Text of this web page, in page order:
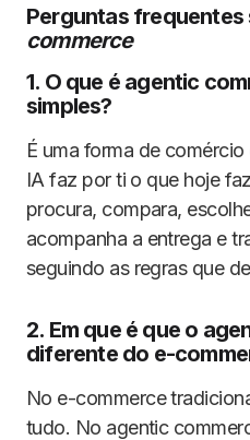
Perguntas frequentes
commerce
1. O que é agentic
simples?
É uma forma de
IA faz por ti o que hoje
procura, compara,
acompanha a entrega e
seguindo as regras que
2. Em que é que o
diferente do e-
No e-commerce
tudo. No agentic